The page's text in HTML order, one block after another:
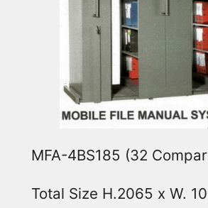
MFA-4BS185 (32
Total Size H.2065 x W.